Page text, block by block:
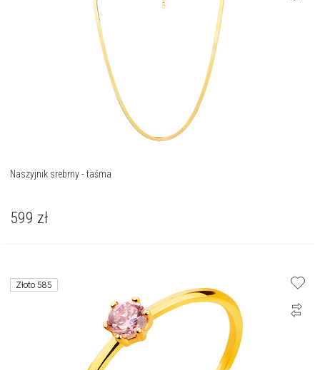
Naszyjnik srebrny - taśma
599 zł
Złoto 585